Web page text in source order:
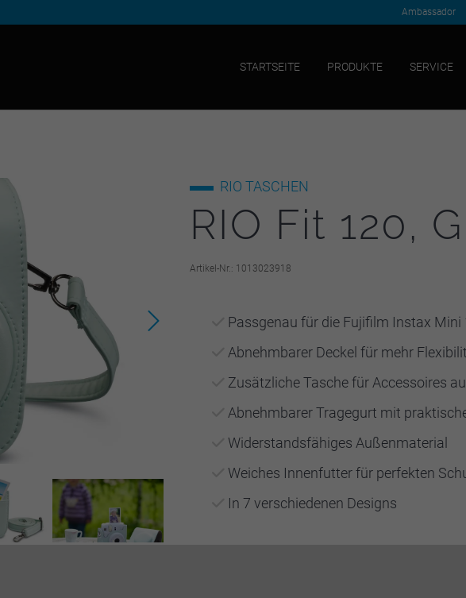
Ambassador
STARTSEITE PRODUKTE SERVICE
RIO Fit 120,
RIO TASCHEN
Artikel-Nr.: 1013023918
Passgenau für die Fujifilm Instax Mini
Abnehmbarer Deckel für mehr
Zusätzliche Tasche für Accessoires
Abnehmbarer Tragegurt mit
Widerstandsfähiges Außenmaterial
Weiches Innenfutter für perfekten
In 7 verschiedenen Designs